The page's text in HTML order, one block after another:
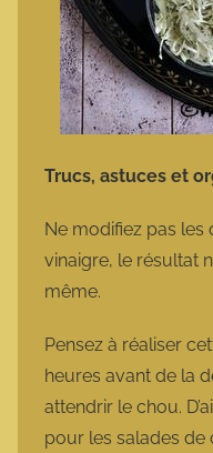
Trucs, astuces et
Ne modifiez pas
vinaigre, le résultat
même.
Pensez à réaliser
heures avant de la
attendrir le chou.
pour les salades